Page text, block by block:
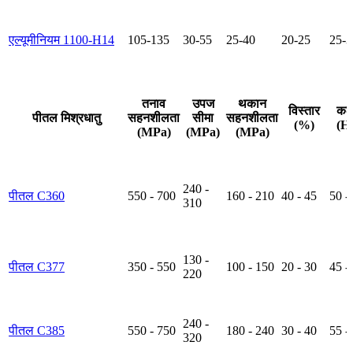
एल्यूमीनियम 1100-H14 105-135 30-55 25-40 20-25 25-
पीतल मिश्रधातु
तनाव
सहनशीलता
(MPa)
उपज
सीमा
(MPa)
थकान
सहनशीलता
(MPa)
विस्तार
(%)
पीतल C360 550 - 700
240 -
310
160 - 210 40 - 45 50 -
पीतल C377 350 - 550
130 -
220
100 - 150 20 - 30 45 -
पीतल C385 550 - 750
240 -
320
180 - 240 30 - 40 55 -